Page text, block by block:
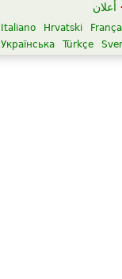
· أعلان
Hrvatski
Italiano
Türkçe
Українська